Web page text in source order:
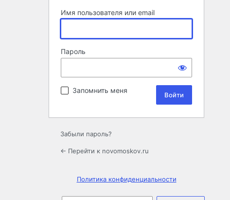
Имя пользователя или email
Пароль
Запомнить меня
Забыли пароль?
← Перейти к novomoskov.ru
Политика конфиденциальности